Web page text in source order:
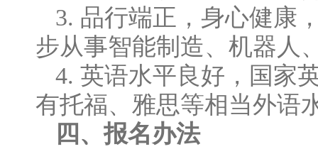
3. 品行端正，身心健康
步从事智能制造、机器人
4. 英语水平良好，国家
有托福、雅思等相当外语
四、报名办法